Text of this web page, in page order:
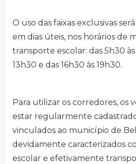
O uso das faixas exclusivas
em dias úteis, nos horários de
transporte escolar: das 5h30 às
13h30 e das 16h30 às 19h30.
Para utilizar os corredores, os
estar regularmente
vinculados ao município de
devidamente caracterizados
escolar e efetivamente